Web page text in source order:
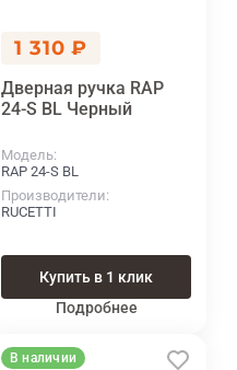
1 310 ₽
Дверная ручка RAP
24-S BL Черный
Модель
RAP 24-S BL
Производители
RUCETTI
Купить в 1 клик
Подробнее
В наличии